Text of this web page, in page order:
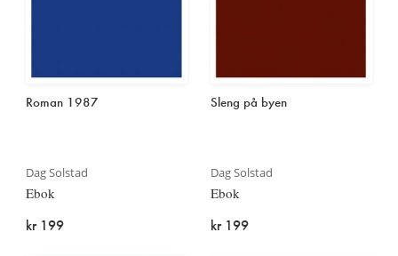
Roman 1987
Dag Solstad
Ebok
kr 199
Sleng på byen
Dag Solstad
Ebok
kr 199